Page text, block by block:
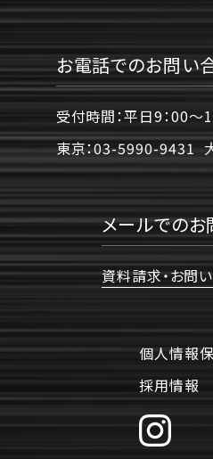
お電話でのお問い
受付時間：平日9：00〜
東京：03-5990-9431
メールでの
資料請求・お問
個人情報
採用情報